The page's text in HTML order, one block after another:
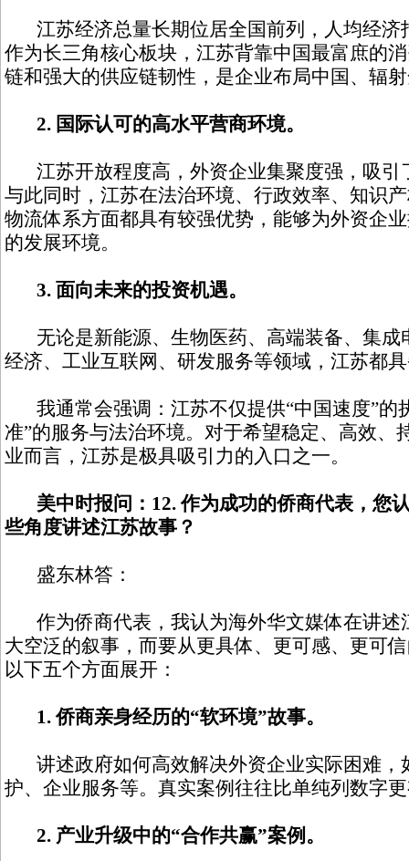
江苏经济总量长期位居全国前列，人均经济
作为长三角核心板块，江苏背靠中国最富庶的
链和强大的供应链韧性，是企业布局中国、辐
2. 国际认可的高水平营商环境。
江苏开放程度高，外资企业集聚度强，吸引
与此同时，江苏在法治环境、行政效率、知识
物流体系方面都具有较强优势，能够为外资企
的发展环境。
3. 面向未来的投资机遇。
无论是新能源、生物医药、高端装备、集成
经济、工业互联网、研发服务等领域，江苏都
我通常会强调：江苏不仅提供“中国速度”的
准”的服务与法治环境。对于希望稳定、高效、
业而言，江苏是极具吸引力的入口之一。
美中时报问：12. 作为成功的侨商代表，您
些角度讲述江苏故事？
盛东林答：
作为侨商代表，我认为海外华文媒体在讲述
大空泛的叙事，而要从更具体、更可感、更可
以下五个方面展开：
1. 侨商亲身经历的“软环境”故事。
讲述政府如何高效解决外资企业实际困难，
护、企业服务等。真实案例往往比单纯列数字
2. 产业升级中的“合作共赢”案例。